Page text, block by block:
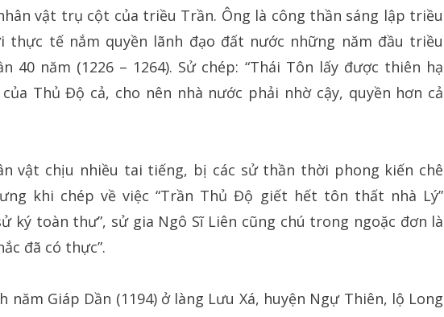
vật trụ cột của triều Trần. Ông là công thần sáng lập triều
thực tế nắm quyền lãnh đạo đất nước những năm đầu triều
40 năm (1226 – 1264). Sử chép: “Thái Tôn lấy được thiên hạ
Thủ Độ cả, cho nên nhà nước phải nhờ cậy, quyền hơn cả
vật chịu nhiều tai tiếng, bị các sử thần thời phong kiến chê
khi chép về việc “Trần Thủ Độ giết hết tôn thất nhà Lý”
ký toàn thư”, sử gia Ngô Sĩ Liên cũng chú trong ngoặc đơn là
đã có thực”.
năm Giáp Dần (1194) ở làng Lưu Xá, huyện Ngự Thiên, lộ Long